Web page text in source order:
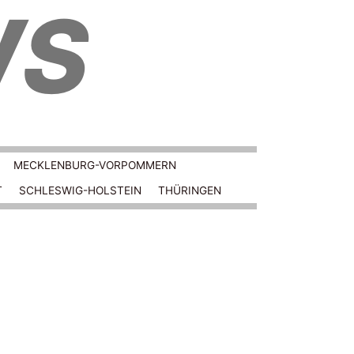
MECKLENBURG-VORPOMMERN
SCHLESWIG-HOLSTEIN THÜRINGEN